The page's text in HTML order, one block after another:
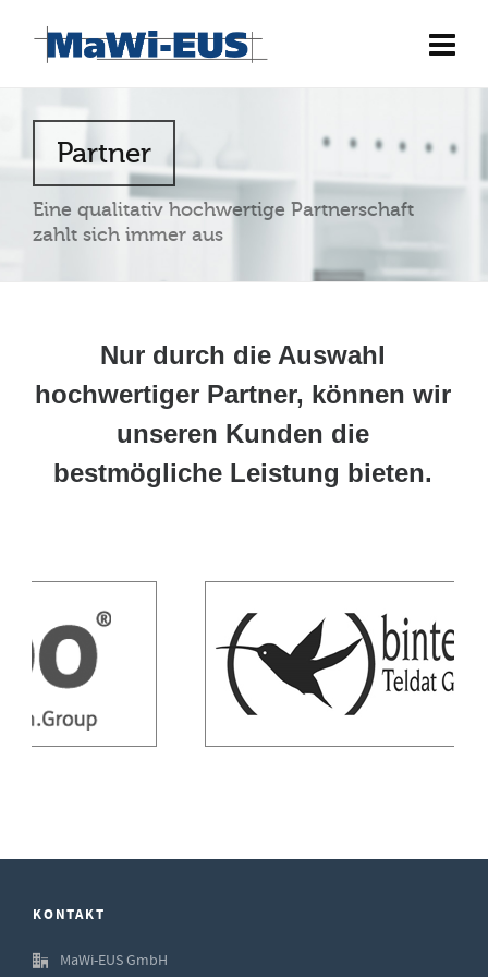
Partner
Eine qualitativ hochwertige Partnerschaft
zahlt sich immer aus
Nur durch die Auswahl
hochwertiger Partner, können wir
unseren Kunden die
bestmögliche Leistung bieten.
KONTAKT
MaWi-EUS GmbH